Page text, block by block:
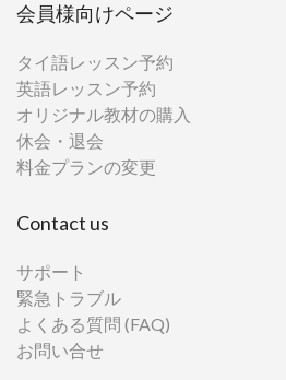
会員様向けページ
タイ語レッスン予約
英語レッスン予約
オリジナル教材の購入
休会・退会
料金プランの変更
Contact us
サポート
緊急トラブル
よくある質問 (FAQ)
お問い合せ